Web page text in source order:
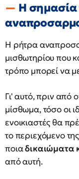
Η σημασία
Η ρήτρα
μισθωτηρίου που
τρόπο μπορεί να
Γι' αυτό, πριν από
μίσθωμα, τόσο οι
ενοικιαστές θα
το περιεχόμενο
ποιαδικαιώματα
από αυτή.